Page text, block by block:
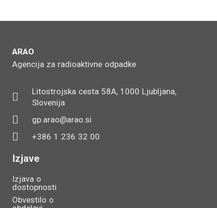
ARAO
Agencija za radioaktivne odpadke
Litostrojska cesta 58A, 1000 Ljubljana,
Slovenija
gp.arao@arao.si
+386 1 236 32 00
Izjave
Izjava o
dostopnosti
Obvestilo o